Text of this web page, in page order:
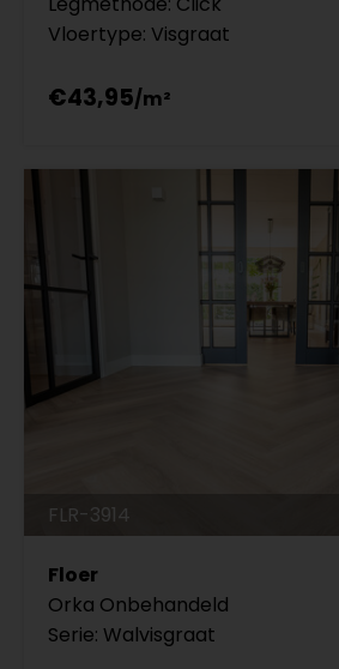
Vloertype: Visgraat
€43,95
FLR-3914
Floer
Orka Onbehandeld
Serie: Walvisgraat